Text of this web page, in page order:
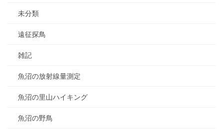
未分類
遠征探鳥
雑記
魚沼の放射線量測定
魚沼の里山ハイキング
魚沼の野鳥